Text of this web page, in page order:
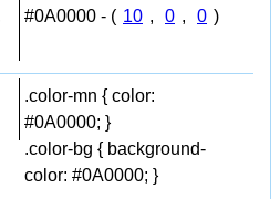
#0A0000 - ( 10 , 0 , 0 )
.color-mn { color:
#0A0000; }
.color-bg { background-
color: #0A0000; }